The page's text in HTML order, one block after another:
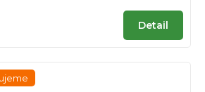
Detail